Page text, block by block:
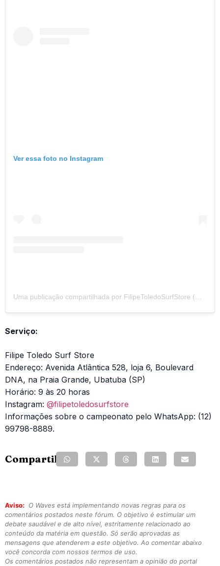
Ver essa foto no Instagram
Serviço:
Filipe Toledo Surf Store
Endereço: Avenida Atlântica 528, loja 6, Boulevard
DNA, na Praia Grande, Ubatuba (SP)
Horário: 9 às 20 horas
Instagram: @filipetoledosurfstore
Informações sobre o campeonato pelo WhatsApp: (12)
99798-8889.
Compartilhe:
Aviso:
O Waves está implementando novas regras para os
comentários postados neste fórum. O objetivo é estimular um
debate saudável e de alto nível, estritamente relacionado ao
conteúdo da matéria em questão. Só serão aprovadas as
mensagens que atenderem a este objetivo. Ao comentar abaixo
você concorda com nossos termos de uso.
Os comentários postados não representam a opinião do portal